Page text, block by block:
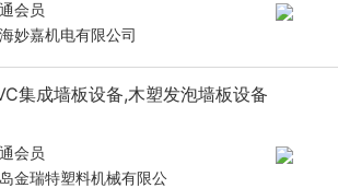
会员
海妙嘉机电有限公司
集成墙板设备,木塑发泡墙板设备
会员
金瑞特塑料机械有限公